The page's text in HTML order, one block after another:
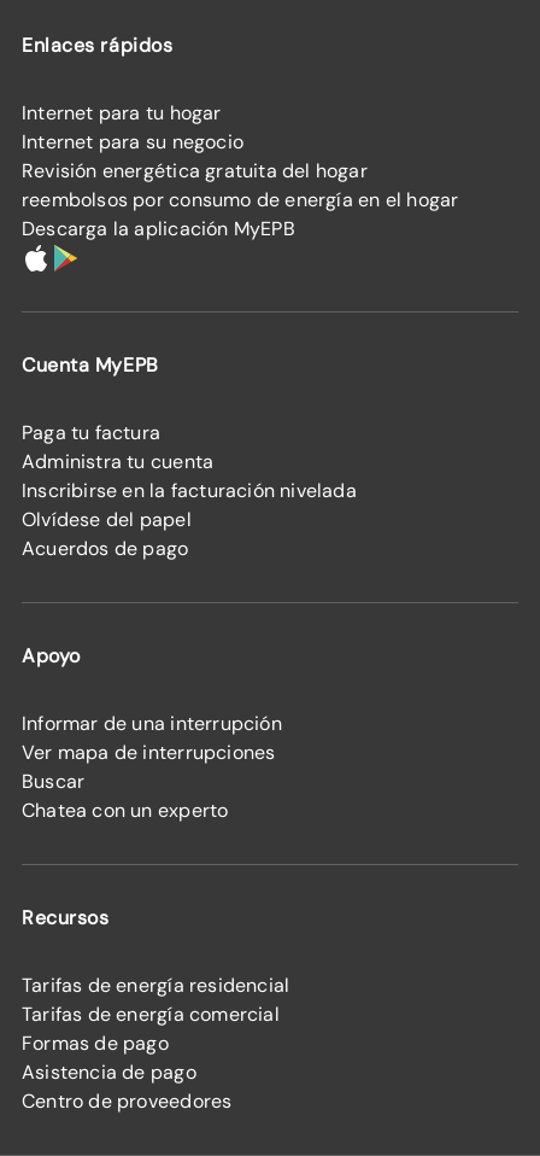
Enlaces rápidos
Internet para tu hogar
Internet para su negocio
Revisión energética gratuita del hogar
reembolsos por consumo de energía en el hogar
Descarga la aplicación MyEPB
Cuenta MyEPB
Paga tu factura
Administra tu cuenta
Inscribirse en la facturación nivelada
Olvídese del papel
Acuerdos de pago
Apoyo
Informar de una interrupción
Ver mapa de interrupciones
Buscar
Chatea con un experto
Recursos
Tarifas de energía residencial
Tarifas de energía comercial
Formas de pago
Asistencia de pago
Centro de proveedores